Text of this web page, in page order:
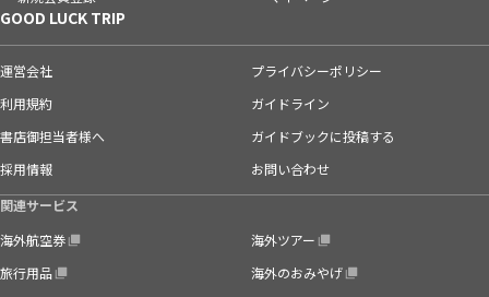
GOOD LUCK TRIP
運営会社
プライバシーポリシー
利用規約
ガイドライン
書店御担当者様へ
ガイドブックに投稿する
採用情報
お問い合わせ
関連サービス
海外航空券
海外ツアー
旅行用品
海外のおみやげ